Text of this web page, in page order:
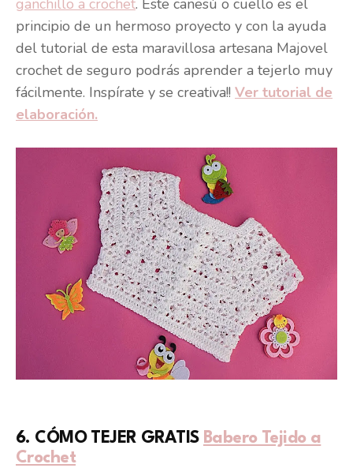
principio de un hermoso proyecto y con la ayuda
del tutorial de esta maravillosa artesana Majovel
crochet de seguro podrás aprender a tejerlo muy
fácilmente. Inspírate y se creativa!! Ver tutorial de
elaboración.
6. CÓMO TEJER GRATIS Babero Tejido a
Crochet